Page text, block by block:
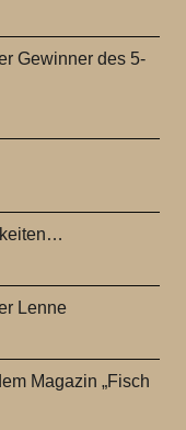
Gewinner des 5-
Lenne
Magazin „Fisch